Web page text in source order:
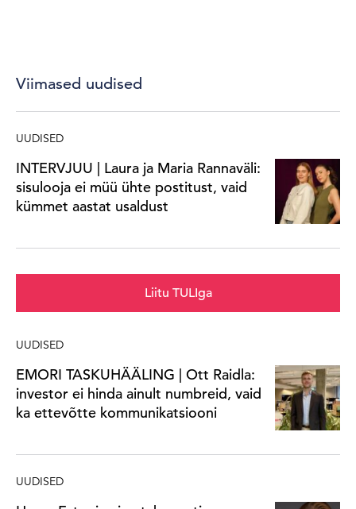
Viimased uudised
UUDISED
INTERVJUU | Laura ja Maria Rannaväli:
sisulooja ei müü ühte postitust, vaid
kümmet aastat usaldust
Liitu TULIga
UUDISED
EMORI TASKUHÄÄLING | Ott Raidla:
investor ei hinda ainult numbreid, vaid
ka ettevõtte kommunikatsiooni
UUDISED